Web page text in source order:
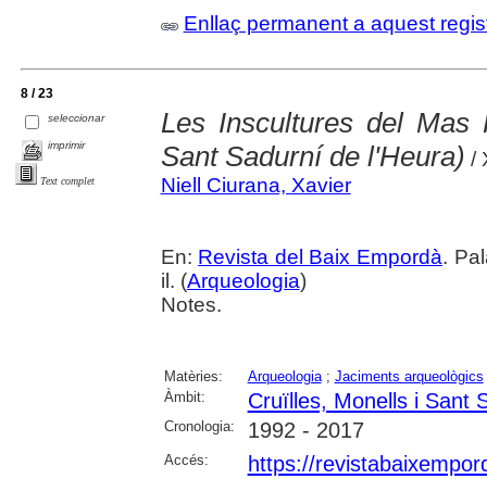
Enllaç permanent a aquest
8 / 23
seleccionar
imprimir
Text complet
Les Inscultures del
Sant Sadurní de l'Heura) /
Niell Ciurana, Xavier
En: Revista del Baix Empordà.
il. (Arqueologia)
Notes.
Matèries: Arqueologia; Jaciments arqueològics
Àmbit:
Cruïlles, Monells i Sant
Cronologia: 1992 - 2017
Accés: https://